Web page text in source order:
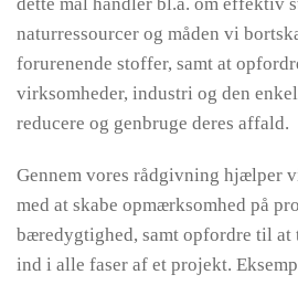
naturressourcer og måden vi
forurenende stoffer, samt at
virksomheder, industri og den
reducere og genbruge deres affald.
Gennem vores rådgivning hjælper
med at skabe opmærksomhed på
bæredygtighed, samt opfordre til
ind i alle faser af et projekt.